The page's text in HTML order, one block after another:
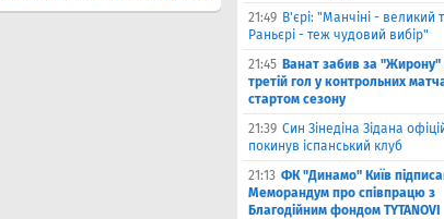
21:49 В'єрі: "Манчіні - великий
Раньєрі - теж чудовий вибір"
21:45 Ванат забив за
третій гол у контрольних
стартом сезону
21:39 Син Зінедіна Зідана
покинув іспанський клуб
21:13 ФК "Динамо" Київ
Меморандум про співпрацю з
Благодійним фондом TYTANOVI